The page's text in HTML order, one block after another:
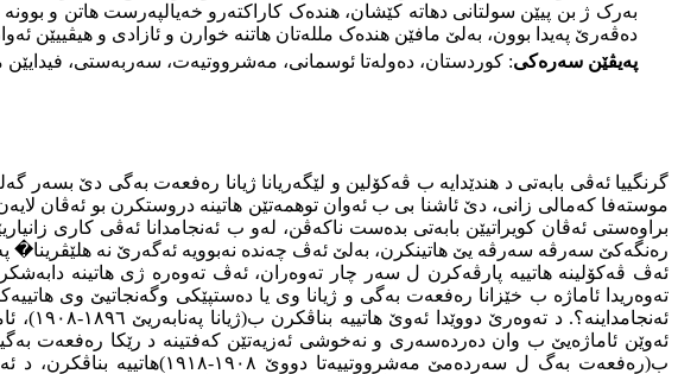
بەرک ژ بن پیێن سولتانی دهاتە کێشان، هندەک کاراکتەرو خەیالپەرست هاتن و
دەڤەرێ پەیدا بوون، بەلێ مافێن هندەک مللەتان هاتنە خوارن و ئازادی و هیڤییێن
پەیڤێن سەرەکی: کوردستان، دەولەتا ئوسمانى، مەشرووتیەت، سەربەستی،
گرنگییا ئەڤی بابەتی د هندێدایە ب ڤەکۆلین و لێگەریانا ژیانا رەفعەت بەگی دێ بسەر
موستەفا کەمالی زانی، دێ ئاشنا بی ب ئەوان توهمەتێن هاتینە دروستکرن بو ئەڤان
براوەستی ئەڤان کویراتیێن بابەتی بدەست ناکەڤن، لەو ب ئەنجامدانا ئەڤی کاری
رەنگەکێ سەرڤە سەرڤە یێ هاتینکرن، بەلێ ئەڤ چەندە نەبوویە ئەگەرێ نە هلێڤرینا�
تەوەریدا ئاماژە ب خێزانا رەفعەت بەگی و ژیانا وی یا دەستپێکی وگەنجاتیێ وی
ئەوێن ئاماژەیێ ب وان دەردەسەری و نەخوشی ئەزیەتێن کەفتینە د رێکا رەفعەت
ب(رەفعەت بەگ ل سەردەمێ